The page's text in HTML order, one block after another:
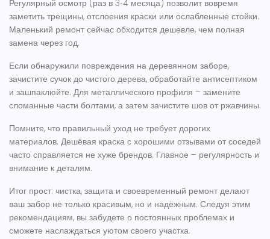
Регулярный осмотр (раз в 3‑4 месяца) позволит вовремя
заметить трещины, отслоения краски или ослабленные стойки.
Маленький ремонт сейчас обходится дешевле, чем полная
замена через год.
Если обнаружили повреждения на деревянном заборе,
зачистите сучок до чистого дерева, обработайте антисептиком
и зашпаклюйте. Для металлического профиля – замените
сломанные части болтами, а затем зачистите шов от ржавчины.
Помните, что правильный уход не требует дорогих
материалов. Дешёвая краска с хорошими отзывами от соседей
часто справляется не хуже брендов. Главное – регулярность и
внимание к деталям.
Итог прост: чистка, защита и своевременный ремонт делают
ваш забор не только красивым, но и надёжным. Следуя этим
рекомендациям, вы забудете о постоянных проблемах и
сможете наслаждаться уютом своего участка.